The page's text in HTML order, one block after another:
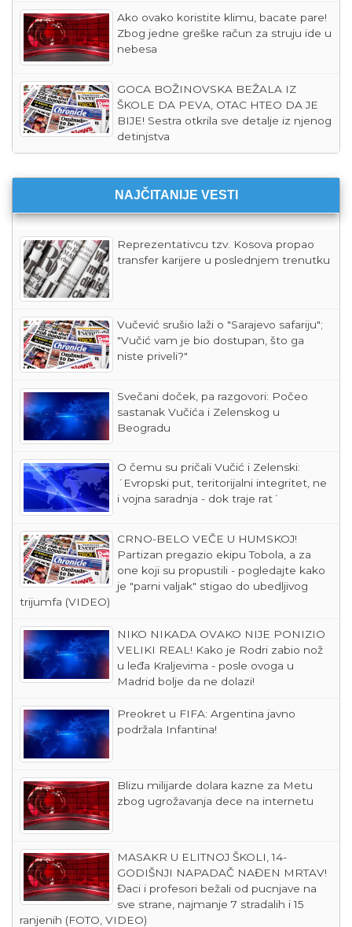
Ako ovako koristite klimu, bacate pare!
Zbog jedne greške račun za struju ide u
nebesa
GOCA BOŽINOVSKA BEŽALA IZ
ŠKOLE DA PEVA, OTAC HTEO DA JE
BIJE! Sestra otkrila sve detalje iz njenog
detinjstva
NAJČITANIJE VESTI
Reprezentativcu tzv. Kosova propao
transfer karijere u poslednjem trenutku
Vučević srušio laži o "Sarajevo safariju";
"Vučić vam je bio dostupan, što ga
niste priveli?"
Svečani doček, pa razgovori: Počeo
sastanak Vučića i Zelenskog u
Beogradu
O čemu su pričali Vučić i Zelenski:
´Evropski put, teritorijalni integritet, ne
i vojna saradnja - dok traje rat´
CRNO-BELO VEČE U HUMSKOJ!
Partizan pregazio ekipu Tobola, a za
one koji su propustili - pogledajte kako
je "parni valjak" stigao do ubedljivog
trijumfa (VIDEO)
NIKO NIKADA OVAKO NIJE PONIZIO
VELIKI REAL! Kako je Rodri zabio nož
u leđa Kraljevima - posle ovoga u
Madrid bolje da ne dolazi!
Preokret u FIFA: Argentina javno
podržala Infantina!
Blizu milijarde dolara kazne za Metu
zbog ugrožavanja dece na internetu
MASAKR U ELITNOJ ŠKOLI, 14-
GODIŠNJI NAPADAČ NAĐEN MRTAV!
Đaci i profesori bežali od pucnjave na
sve strane, najmanje 7 stradalih i 15
ranjenih (FOTO, VIDEO)